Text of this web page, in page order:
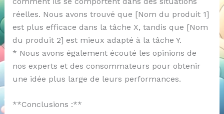
réelles. Nous avons trouvé que [Nom du produit 1]
est plus efficace dans la tâche X, tandis que [Nom
du produit 2] est mieux adapté à la tâche Y.
* Nous avons également écouté les opinions de
nos experts et des consommateurs pour obtenir
une idée plus large de leurs performances.
**Conclusions :**